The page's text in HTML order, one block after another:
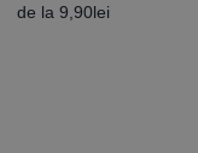
de la 9,90lei